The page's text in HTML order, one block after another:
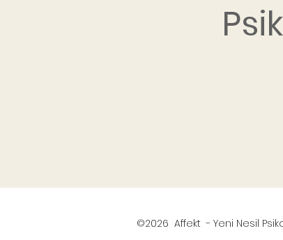
©2026 Affekt - Yeni Nesil